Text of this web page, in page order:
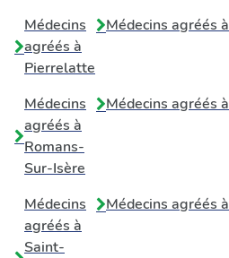
Médecins
agréés à
Pierrelatte
Médecins agréés à
Médecins
agréés à
Romans-
Sur-Isère
Médecins agréés à
Médecins
agréés à
Saint-
Médecins agréés à